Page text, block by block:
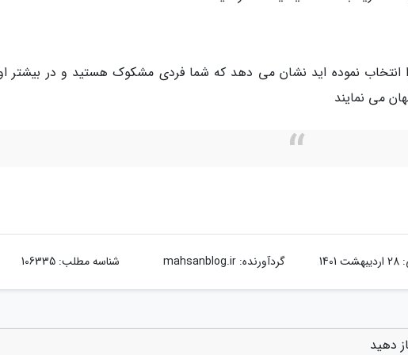
انتخاب نموده اید نشان می دهد که شما فردی مشکوک هستید و در بیشتر
می نمایند
28 اردیبهشت 1401 گردآورنده:mahsanblog.ir شناسه مطلب: 106335
دهید